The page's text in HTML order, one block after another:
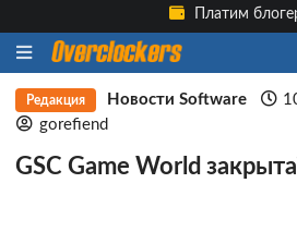
Платим
Редакция Новости Software
gorefiend
GSC Game World